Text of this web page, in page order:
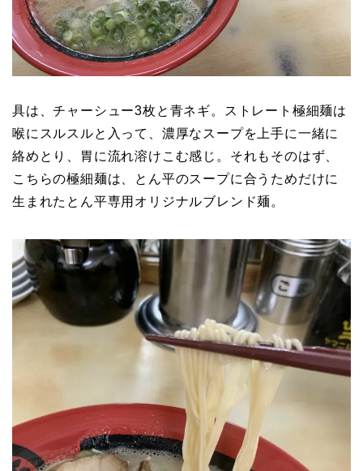
具は、チャーシュー3枚と青ネギ。ストレート極細麺は
喉にスルスルと入って、濃厚なスープを上手に一緒に
絡めとり、胃に流れ溶けこむ感じ。それもそのはず、
こちらの極細麺は、とん平のスープに合うためだけに
生まれたとん平専用オリジナルブレンド麺。